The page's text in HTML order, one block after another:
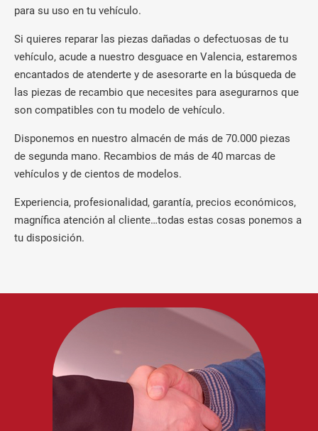
para su uso en tu vehículo.
Si quieres reparar las piezas dañadas o defectuosas de tu
vehículo, acude a nuestro desguace en Valencia, estaremos
encantados de atenderte y de asesorarte en la búsqueda de
las piezas de recambio que necesites para asegurarnos que
son compatibles con tu modelo de vehículo.
Disponemos en nuestro almacén de más de 70.000 piezas
de segunda mano. Recambios de más de 40 marcas de
vehículos y de cientos de modelos.
Experiencia, profesionalidad, garantía, precios económicos,
magnífica atención al cliente…todas estas cosas ponemos a
tu disposición.